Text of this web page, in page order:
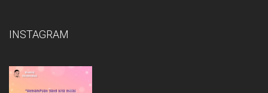
INSTAGRAM